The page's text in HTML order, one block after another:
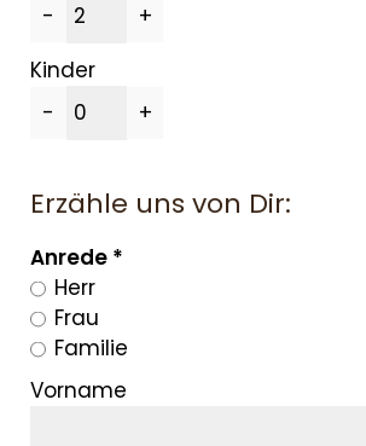
ANGEBOTE
WE ARE FAMILY
SERVICES & SPA
URLAUBSTIPPS
-
+
Kinder
-
+
Erzähle uns von Dir:
Anrede
Herr
Frau
Familie
Vorname